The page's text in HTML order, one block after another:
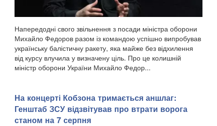
Напередодні свого звільнення з посади міністра оборони
Михайло Федоров разом із командою успішно випробував
українську балістичну ракету, яка майже без відхилення
від курсу влучила у визначену ціль. Про це колишній
міністр оборони України Михайло Федор...
На концерті Кобзона тримається аншлаг:
Генштаб ЗСУ відзвітував про втрати ворога
станом на 7 серпня